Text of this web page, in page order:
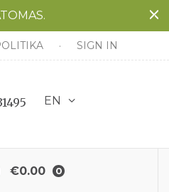
SIGN IN
EN
€0.00 0